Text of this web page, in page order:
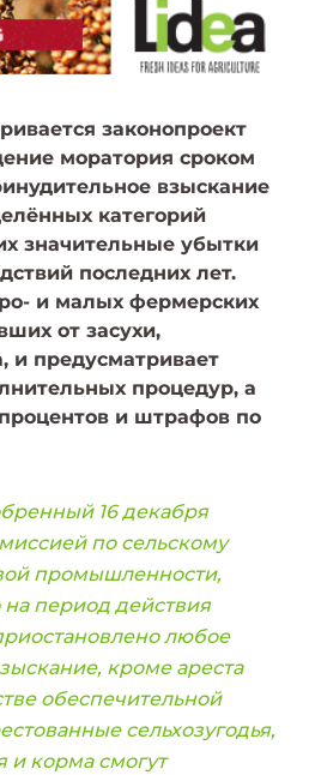
законопроект
моратория сроком
взыскание
категорий
значительные убытки
последних лет.
и малых фермерских
от засухи,
и предусматривает
процедур, а
и штрафов по
16 декабря
по сельскому
промышленности,
на период действия
любое
кроме ареста
обеспечительной
сельхозугодья,
и корма смогут